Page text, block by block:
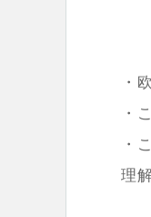
・
・
・
理